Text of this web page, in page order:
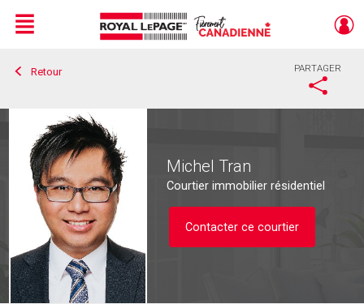
Live
En Direct
Menu
Retour PARTAGER
Michel Tran
Courtier immobilier résidentiel
Contacter ce courtier